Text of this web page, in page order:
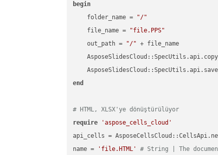
begin
    folder_name =
"/"
    file_name =
"file.PPS"
    out_path =
"/" + file_name
end
# HTML, XLSX'ye dönüştürülüyor
require
'aspose_cells_cloud'
api_cells =
name =
'file.HTML' # String | The